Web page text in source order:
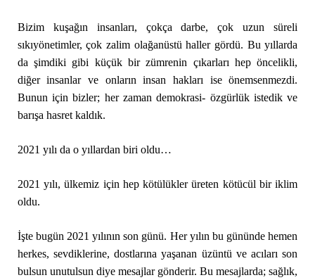
Bizim kuşağın insanları, çokça darbe, çok uzun süreli
sıkıyönetimler, çok zalim olağanüstü haller gördü. Bu yıllarda
da şimdiki gibi küçük bir zümrenin çıkarları hep öncelikli,
diğer insanlar ve onların insan hakları ise önemsenmezdi.
Bunun için bizler; her zaman demokrasi- özgürlük istedik ve
barışa hasret kaldık.
2021 yılı da o yıllardan biri oldu…
2021 yılı, ülkemiz için hep kötülükler üreten kötücül bir iklim
oldu.
İşte bugün 2021 yılının son günü. Her yılın bu gününde hemen
herkes, sevdiklerine, dostlarına yaşanan üzüntü ve acıları son
bulsun unutulsun diye mesajlar gönderir. Bu mesajlarda; sağlık,